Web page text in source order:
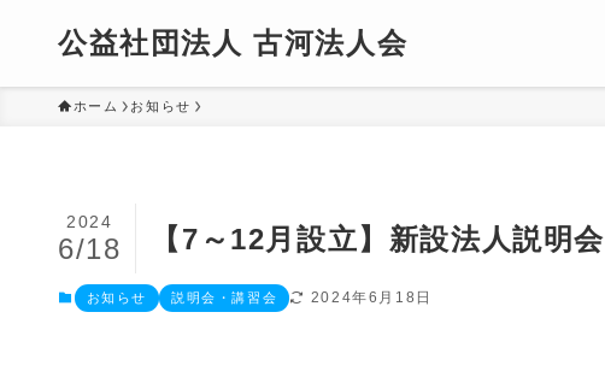
公益社団法人 古河法人会
ホーム お知らせ
【7～12月設立】新設法人説明会
2024
6/18
お知らせ 説明会・講習会 2024年6月18日